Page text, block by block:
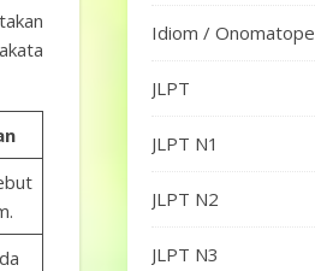
Idiom / Onomatope
JLPT
JLPT N1
JLPT N2
JLPT N3